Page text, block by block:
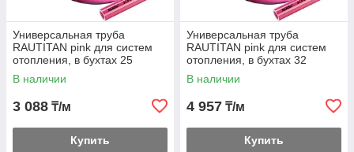
Универсальная труба
RAUTITAN pink для систем
отопления, в бухтах 25
В наличии
3 088 ₸/м
Купить
Универсальная труба
RAUTITAN pink для систем
отопления, в бухтах 32
В наличии
4 957 ₸/м
Купить